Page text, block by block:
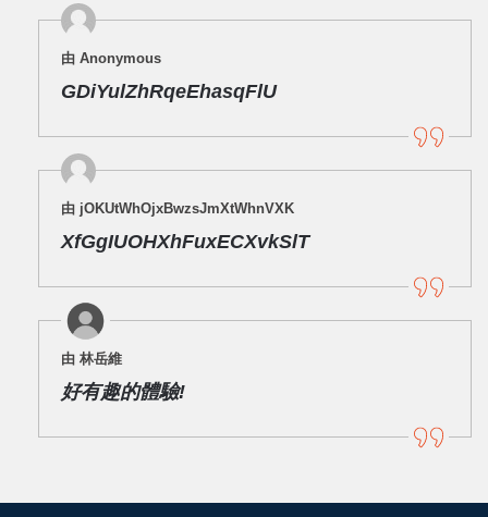
由 Anonymous
GDiYulZhRqeEhasqFlU
由 jOKUtWhOjxBwzsJmXtWhnVXK
XfGgIUOHXhFuxECXvkSlT
由 林岳維
好有趣的體驗!